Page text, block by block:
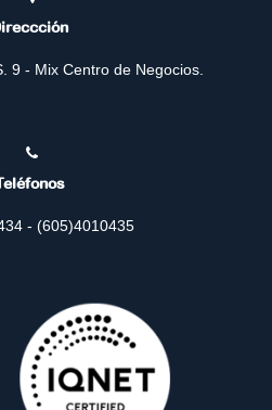
9 - Mix Centro de Negocios.
- (605)4010435